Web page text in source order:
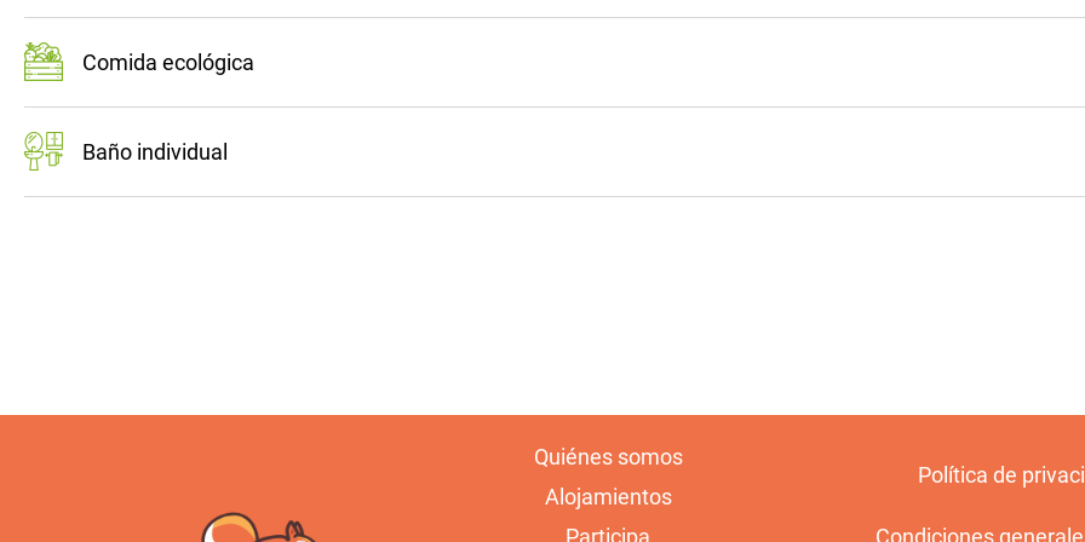
Comida ecológica
Baño individual
Quiénes somos
Alojamientos
Participa
Política de
Condiciones